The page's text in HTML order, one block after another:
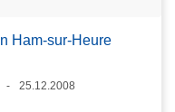
Ham-sur-Heure
25.12.2008